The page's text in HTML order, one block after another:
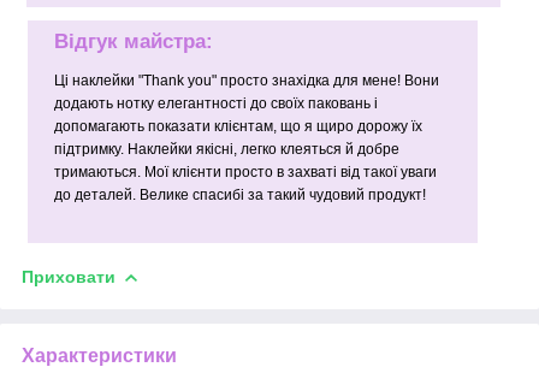
Відгук майстра:
Ці наклейки "Thank you" просто знахідка для мене! Вони
додають нотку елегантності до своїх паковань і
допомагають показати клієнтам, що я щиро дорожу їх
підтримку. Наклейки якісні, легко клеяться й добре
тримаються. Мої клієнти просто в захваті від такої уваги
до деталей. Велике спасибі за такий чудовий продукт!
Приховати
Характеристики